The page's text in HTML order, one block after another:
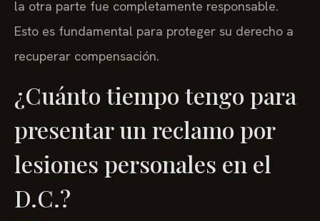
Esto es fundamental para proteger su derecho a
recuperar compensación.
¿Cuánto tiempo tengo para
presentar un reclamo por
lesiones personales en el
D.C.?